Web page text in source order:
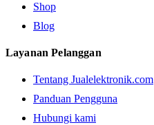
Shop
Blog
Layanan Pelanggan
Tentang Jualelektronik.com
Panduan Pengguna
Hubungi kami